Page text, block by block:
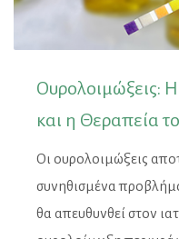
Ουρολοιμώξεις:
και η Θεραπεία
Οι ουρολοιμώξεις
συνηθισμένα
θα απευθυνθεί στον